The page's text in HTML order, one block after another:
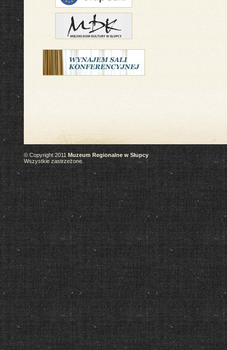
© Copyright 2011Muzeum Regionalne w Słupcy
Wszystkie zastrzeżone.